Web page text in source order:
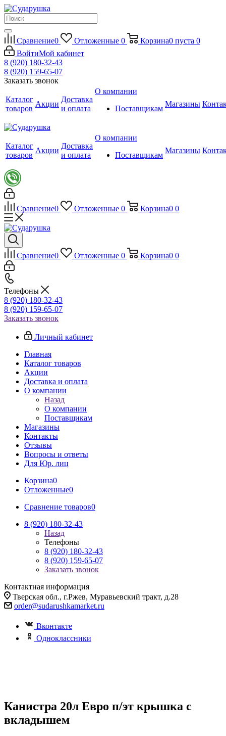
Сравнение0 Отложенные 0 Корзина0 пуста 0
ВойтиМой кабинет
8 (920) 180-32-43
8 (920) 159-65-07
Заказать звонок
Каталог
товаров
Акции
Доставка
и оплата
О компании
Поставщикам
Магазины
Каталог
товаров
Акции
Доставка
и оплата
О компании
Поставщикам
Магазины
Сравнение0 Отложенные 0 Корзина0 0
Сравнение0 Отложенные 0 Корзина0 0
Телефоны
8 (920) 180-32-43
8 (920) 159-65-07
Заказать звонок
Личный кабинет
Главная
Каталог товаров
Акции
Доставка и оплата
О компании
Назад
О компании
Поставщикам
Магазины
Контакты
Отзывы
Вопросы и ответы
Для Юр. лиц
Корзина0
Отложенные0
Сравнение товаров0
8 (920) 180-32-43
Назад
Телефоны
8 (920) 180-32-43
8 (920) 159-65-07
Заказать звонок
Контактная информация
Тверская обл., г.Ржев, Муравьевский тракт, д.28
order@sudarushkamarket.ru
Вконтакте
Одноклассники
Канистра 20л Евро п/эт крышка с
вкладышем